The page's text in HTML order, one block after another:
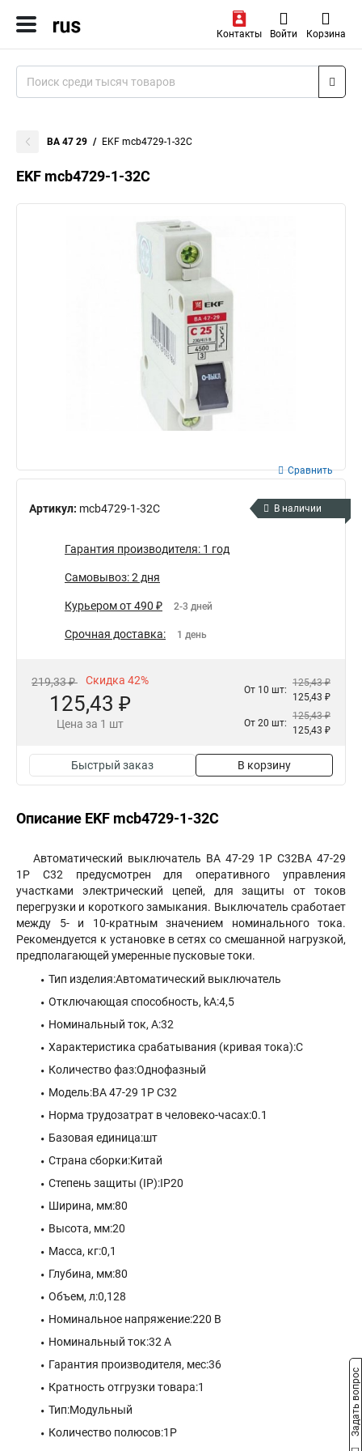
Контакты Войти Корзина
ВА 47 29 EKF mcb4729-1-32C
EKF mcb4729-1-32C
Артикул: mcb4729-1-32C
Сравнить
В наличии
Гарантия производителя: 1 год
Самовывоз: 2 дня
Курьером от 490 ₽ 2-3 дней
Срочная доставка: 1 день
219,33 ₽ Скидка 42%
125,43 ₽
Цена за 1 шт
От 10 шт:
125,43 ₽
125,43 ₽
От 20 шт:
125,43 ₽
125,43 ₽
Быстрый заказ В корзину
Описание EKF mcb4729-1-32C
Автоматический выключатель ВА 47-29 1P C32ВА 47-29
1P C32 предусмотрен для оперативного управления
участками электрический цепей, для защиты от токов
перегрузки и короткого замыкания. Выключатель сработает
между 5- и 10-кратным значением номинального тока.
Рекомендуется к установке в сетях со смешанной нагрузкой,
предполагающей умеренные пусковые токи.
Тип изделия:Автоматический выключатель
Отключающая способность, kA:4,5
Номинальный ток, А:32
Характеристика срабатывания (кривая тока):C
Количество фаз:Однофазный
Модель:ВА 47-29 1P C32
Норма трудозатрат в человеко-часах:0.1
Базовая единица:шт
Страна сборки:Китай
Степень защиты (IP):IP20
Ширина, мм:80
Высота, мм:20
Масса, кг:0,1
Глубина, мм:80
Объем, л:0,128
Номинальное напряжение:220 В
Номинальный ток:32 A
Гарантия производителя, мес:36
Кратность отгрузки товара:1
Тип:Модульный
Количество полюсов:1P
Задать вопрос